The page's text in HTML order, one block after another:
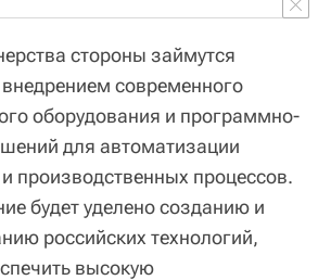
стороны займутся
современного
оборудования и программно-
для автоматизации
производственных процессов.
будет уделено созданию и
российских технологий,
высокую